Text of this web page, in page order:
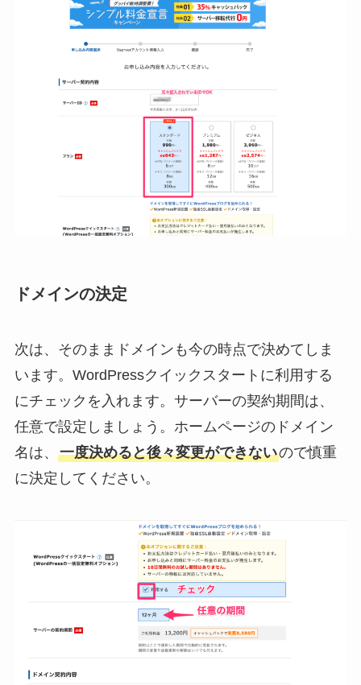
ドメインの決定
次は、そのままドメインも今の時点で決めてしま
います。WordPressクイックスタートに利用する
にチェックを入れます。サーバーの契約期間は、
任意で設定しましょう。ホームページのドメイン
名は、 一度決めると後々変更ができないので慎重
に決定してください。